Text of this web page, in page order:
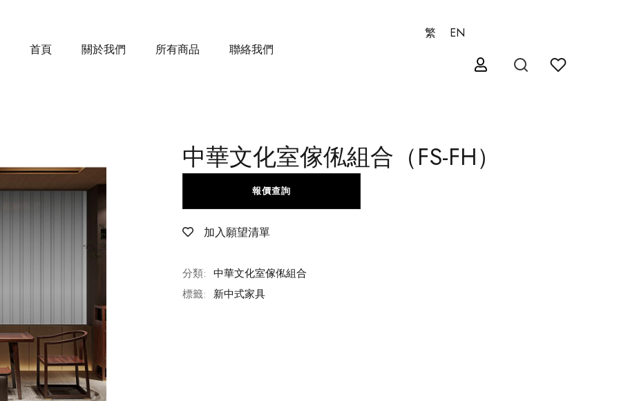
首頁 關於我們 所有商品 聯絡我們
繁 EN
中華文化室傢俬組合（FS-FH）
加入願望清單
報價查詢
分類: 中華文化室傢俬組合
標籤: 新中式家具